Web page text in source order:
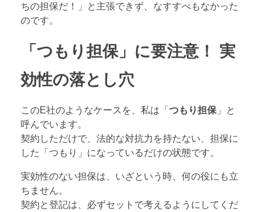
ちの担保だ！」と主張できず、なすすべもなかった
のです。
「つもり担保」に要注意！ 実
効性の落とし穴
このE社のようなケースを、私は「 つもり担保 」と
呼んでいます。
契約しただけで、法的な対抗力を持たない、担保に
した「つもり」になっているだけの状態です。
実効性のない担保は、いざという時、何の役にも立
ちません。
契約と登記は、必ずセットで考えるようにしてくだ